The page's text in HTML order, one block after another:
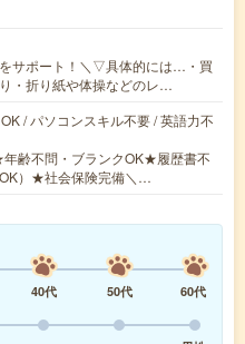
サポート！＼▽具体的には…・買
・折り紙や体操などのレ…
/ パソコンスキル不要 / 英語力不
齢不問・ブランクOK★履歴書不
）★社会保険完備＼…
40代 50代
60代